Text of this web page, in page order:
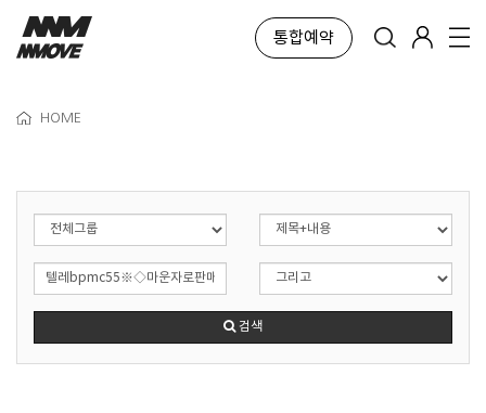
통합예약
HOME
검색